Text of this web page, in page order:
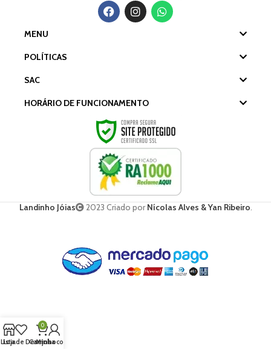
MENU
POLÍTICAS
SAC
HORÁRIO DE FUNCIONAMENTO
Landinho Jóias 2023 Criado porNícolas Alves & Yan Ribeiro.
Loja
Lista de Desejos
0
Carrinho
Minha conta